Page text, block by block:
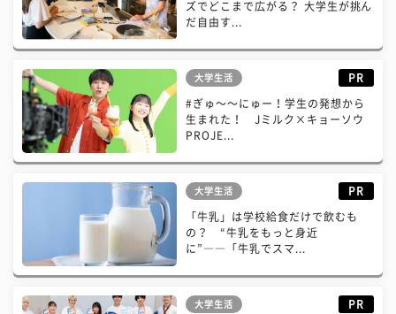
ズでどこまで広がる？ 大学生が挑ん
だ自由す...
大学生活 PR
#ぎゅ〜〜にゅー！学生の発想から
生まれた！ Jミルク×キョーソウ
PROJE...
大学生活 PR
「牛乳」は学校給食だけで飲むも
の？ “牛乳をもっと身近
に”――「牛乳でスマ...
大学生活 PR